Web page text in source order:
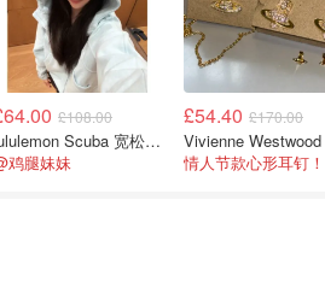
£108.00
lululemon Scuba 宽松半拉链卫衣
鸡腿妹妹
£54.40 £170.00
情人节款心形耳钉！